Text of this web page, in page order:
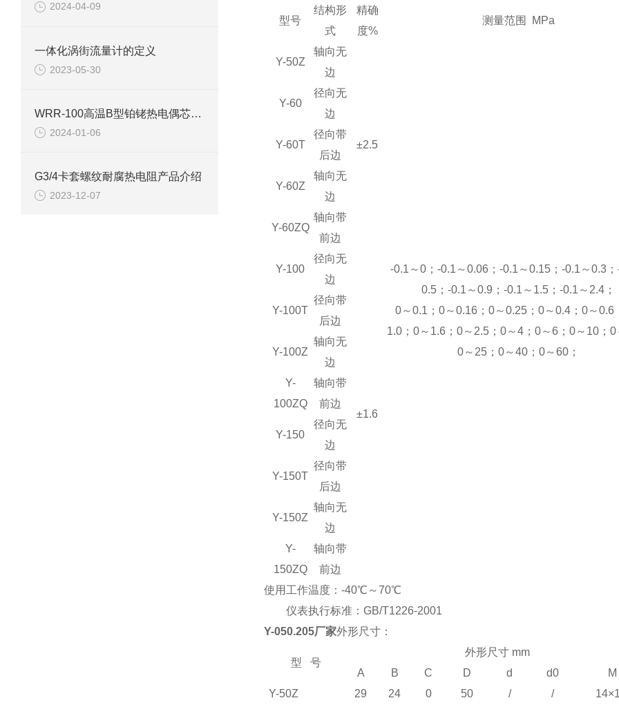
2024-04-09
一体化涡街流量计的定义
2023-05-30
WRR-100高温B型铂铑热电偶芯产品介绍
2024-01-06
G3/4卡套螺纹耐腐热电阻产品介绍
2023-12-07
型号
结构形
式
精确
度%
测量范围 MPa
Y-50Z
轴向无
边
±2.5
-0.1～0；-0.1～0.06；-0.1～0.15；-0.1～0.3；
0.5；-0.1～0.9；-0.1～1.5；-0.1～2.4；
0～0.1；0～0.16；0～0.25；0～0.4；0～0.6
1.0；0～1.6；0～2.5；0～4；0～6；0～10；0
0～25；0～40；0～60；
Y-60
径向无
边
Y-60T
径向带
后边
Y-60Z
轴向无
边
Y-60ZQ
轴向带
前边
Y-100
径向无
边
±1.6
Y-100T
径向带
后边
Y-100Z
轴向无
边
Y-
100ZQ
轴向带
前边
Y-150
径向无
边
Y-150T
径向带
后边
Y-150Z
轴向无
边
Y-
150ZQ
轴向带
前边
使用工作温度：-40℃～70℃
仪表执行标准：GB/T1226-2001
Y-050.205厂家外形尺寸：
型 号
外形尺寸 mm
A
B C D d d0
M
Y-50Z
29 24 0 50 / /